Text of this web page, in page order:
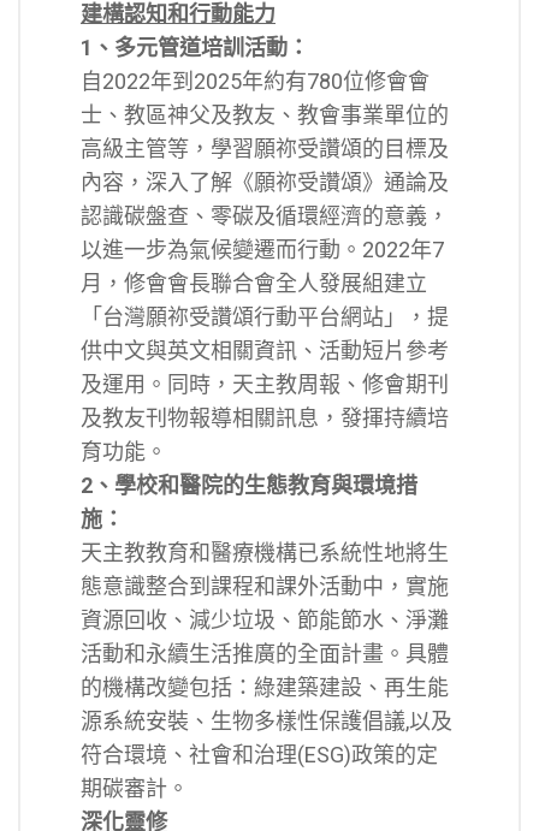
建構認知和行動能力
1、多元管道培訓活動：
自2022年到2025年約有780位修會會
士、教區神父及教友、教會事業單位的
高級主管等，學習願祢受讚頌的目標及
內容，深入了解《願祢受讚頌》通論及
認識碳盤查、零碳及循環經濟的意義，
以進一步為氣候變遷而行動。2022年7
月，修會會長聯合會全人發展組建立
「台灣願祢受讚頌行動平台網站」，提
供中文與英文相關資訊、活動短片參考
及運用。同時，天主教周報、修會期刊
及教友刊物報導相關訊息，發揮持續培
育功能。
2、學校和醫院的生態教育與環境措
施：
天主教教育和醫療機構已系統性地將生
態意識整合到課程和課外活動中，實施
資源回收、減少垃圾、節能節水、淨灘
活動和永續生活推廣的全面計畫。具體
的機構改變包括：綠建築建設、再生能
源系統安裝、生物多樣性保護倡議,以及
符合環境、社會和治理(ESG)政策的定
期碳審計。
深化靈修